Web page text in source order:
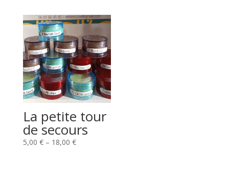
La petite tour
de secours
5,00 €– 18,00 €